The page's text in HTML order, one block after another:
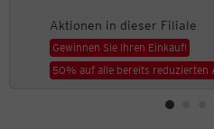
Aktionen in dieser Filiale
Gewinnen Sie Ihren Einkauf!
50% auf alle bereits reduzierten